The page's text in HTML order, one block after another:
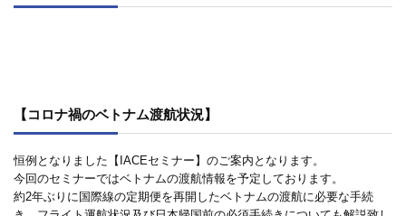
【コロナ禍のベトナム渡航状況】
恒例となりました【IACEセミナー】のご案内となります。
今回のセミナーではベトナムの渡航情報を予定しております。
約2年ぶりに国際線の定期便を再開したベトナムの渡航に必要な手続